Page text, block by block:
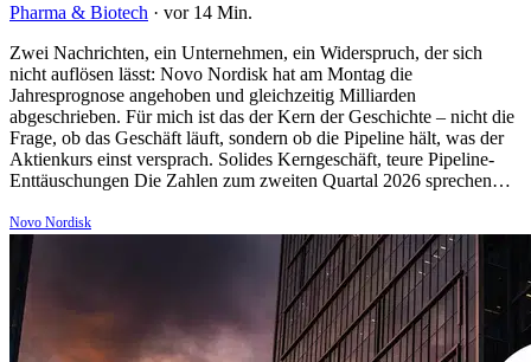
Pharma & Biotech · vor 14 Min.
Zwei Nachrichten, ein Unternehmen, ein Widerspruch, der sich
nicht auflösen lässt: Novo Nordisk hat am Montag die
Jahresprognose angehoben und gleichzeitig Milliarden
abgeschrieben. Für mich ist das der Kern der Geschichte – nicht die
Frage, ob das Geschäft läuft, sondern ob die Pipeline hält, was der
Aktienkurs einst versprach. Solides Kerngeschäft, teure Pipeline-
Enttäuschungen Die Zahlen zum zweiten Quartal 2026 sprechen…
Novo Nordisk